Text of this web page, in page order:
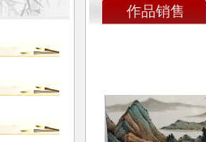
作品销售